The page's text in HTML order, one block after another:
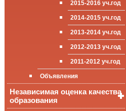
ООП СОО
школа»
приёма (перевода)
поддержки обучающихся
Международное
сотрудничество
Организация питания в
образовательной
организации
2015-2016 уч.год
2014-2015 уч.год
2013-2014 уч.год
2012-2013 уч.год
2011-2012 уч.год
Объявления
Независимая оценка качества
образования